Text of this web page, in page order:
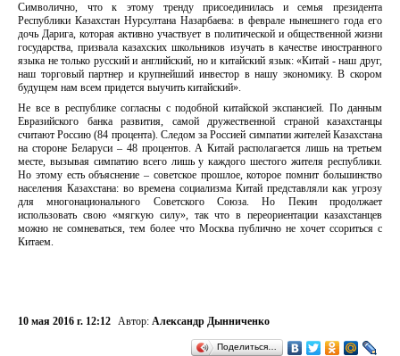
Символично, что к этому тренду присоединилась и семья президента
Республики Казахстан Нурсултана Назарбаева: в феврале нынешнего года его
дочь Дарига, которая активно участвует в политической и общественной жизни
государства, призвала казахских школьников изучать в качестве иностранного
языка не только русский и английский, но и китайский язык: «Китай - наш друг,
наш торговый партнер и крупнейший инвестор в нашу экономику. В скором
будущем нам всем придется выучить китайский».
Не все в республике согласны с подобной китайской экспансией. По данным
Евразийского банка развития, самой дружественной страной казахстанцы
считают Россию (84 процента). Следом за Россией симпатии жителей Казахстана
на стороне Беларуси – 48 процентов. А Китай располагается лишь на третьем
месте, вызывая симпатию всего лишь у каждого шестого жителя республики.
Но этому есть объяснение – советское прошлое, которое помнит большинство
населения Казахстана: во времена социализма Китай представляли как угрозу
для многонационального Советского Союза. Но Пекин продолжает
использовать свою «мягкую силу», так что в переориентации казахстанцев
можно не сомневаться, тем более что Москва публично не хочет ссориться с
Китаем.
10 мая 2016 г. 12:12 Автор: Александр Дынниченко
Поделиться…